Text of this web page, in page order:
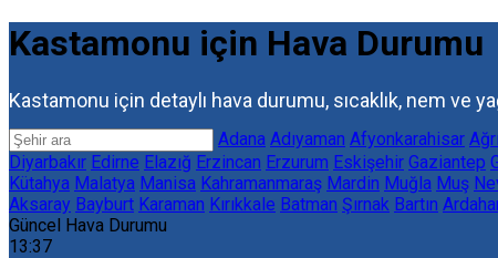
Kastamonu için Hava Durumu
Kastamonu için detaylı hava durumu, sıcaklık, nem ve
Adana Adıyaman Afyonkarahisar Ağrı
Diyarbakır Edirne Elazığ Erzincan Erzurum Eskişehir Gaziantep
Kütahya Malatya Manisa Kahramanmaraş Mardin Muğla Muş
Aksaray Bayburt Karaman Kırıkkale Batman Şırnak Bartın
Güncel Hava Durumu
13:37